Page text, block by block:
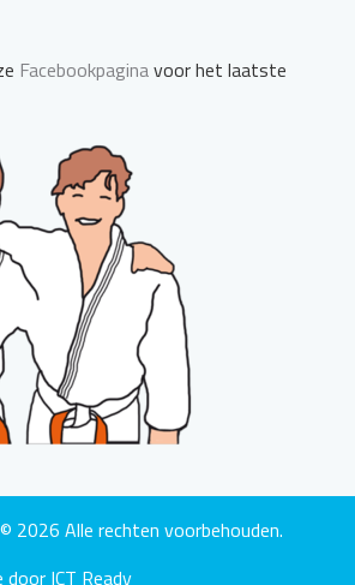
Facebookpaginavoor het laatste
2026 Alle rechten voorbehouden.
ICT Ready